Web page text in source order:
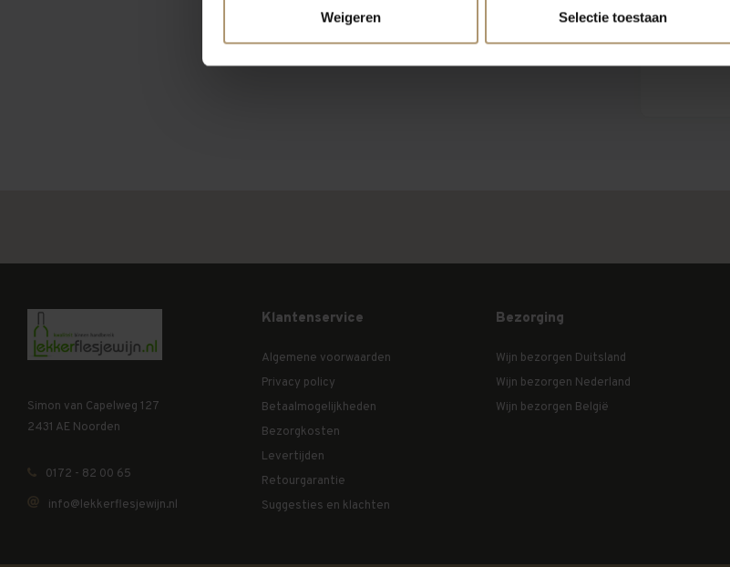
Weigeren Selectie toestaan
Simon van Capelweg 127
2431 AE Noorden
0172 - 82 00 65
info@lekkerflesjewijn.nl
Klantenservice
Algemene voorwaarden
Privacy policy
Betaalmogelijkheden
Bezorgkosten
Levertijden
Retourgarantie
Suggesties en klachten
Bezorging
Wijn bezorgen Duitsland
Wijn bezorgen Nederland
Wijn bezorgen België